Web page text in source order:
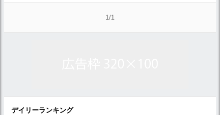
1/1
デイリーランキング